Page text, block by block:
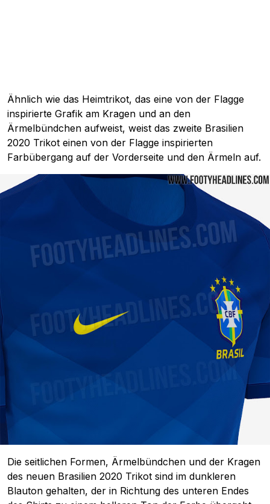
Ähnlich wie das Heimtrikot, das eine von der Flagge
inspirierte Grafik am Kragen und an den
Ärmelbündchen aufweist, weist das zweite Brasilien
2020 Trikot einen von der Flagge inspirierten
Farbübergang auf der Vorderseite und den Ärmeln auf.
Die seitlichen Formen, Ärmelbündchen und der Kragen
des neuen Brasilien 2020 Trikot sind im dunkleren
Blauton gehalten, der in Richtung des unteren Endes